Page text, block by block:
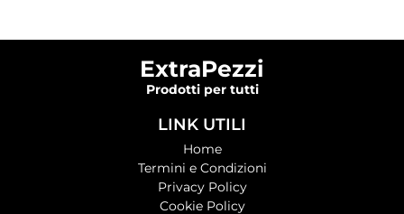
ExtraPezzi
Prodotti per tutti
LINK UTILI
Home
Termini e Condizioni
Privacy Policy
Cookie Policy